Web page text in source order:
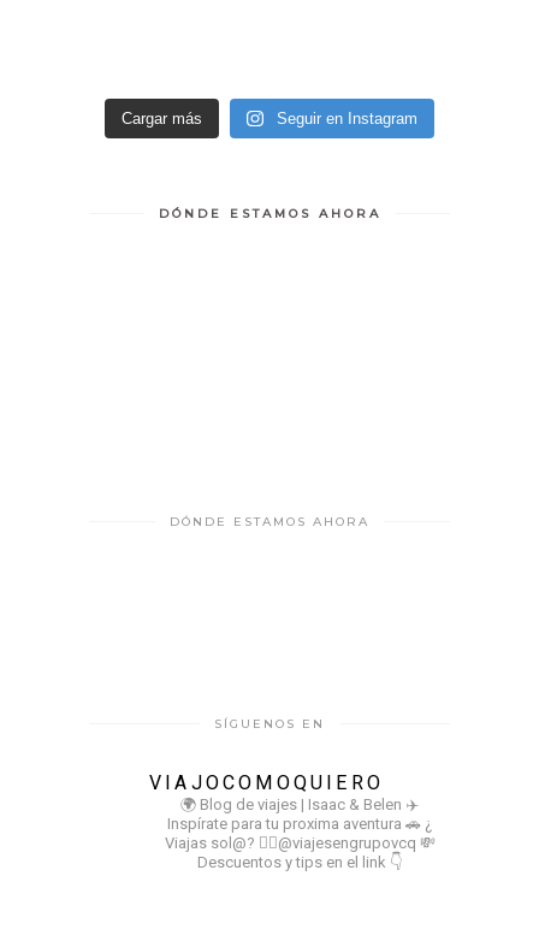
Cargar más Seguir en Instagram
DÓNDE ESTAMOS AHORA
DÓNDE ESTAMOS AHORA
SÍGUENOS EN
VIAJOCOMOQUIERO
🌍 Blog de viajes | Isaac & Belen ✈️
Inspírate para tu proxima aventura 🚗 ¿
Viajas sol@? 👉🏻@viajesengrupovcq 💸
Descuentos y tips en el link 👇